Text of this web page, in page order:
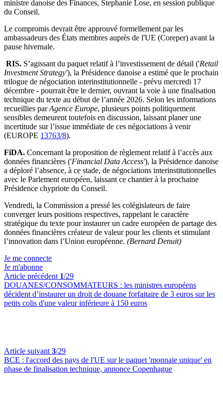
ministre danoise des Finances, Stephanie Lose, en session publique
du Conseil.
Le compromis devrait être approuvé formellement par les
ambassadeurs des États membres auprès de l'UE (Coreper) avant la
pause hivernale.
RIS. S’agissant du paquet relatif à l’investissement de détail ('Retail
Investment Strategy'), la Présidence danoise a estimé que le prochain
trilogue de négociation interinstitutionnelle - prévu mercredi 17
décembre - pourrait être le dernier, ouvrant la voie à une finalisation
technique du texte au début de l’année 2026. Selon les informations
recueillies parAgence Europe, plusieurs points politiquement
sensibles demeurent toutefois en discussion, laissant planer une
incertitude sur l’issue immédiate de ces négociations à venir
(EUROPE 13763/8).
FiDA. Concernant la proposition de règlement relatif à l’accès aux
données financières ('Financial Data Access'), la Présidence danoise
a déploré l’absence, à ce stade, de négociations interinstitutionnelles
avec le Parlement européen, laissant ce chantier à la prochaine
Présidence chypriote du Conseil.
Vendredi, la Commission a pressé les colégislateurs de faire
converger leurs positions respectives, rappelant le caractère
stratégique du texte pour instaurer un cadre européen de partage des
données financières créateur de valeur pour les clients et stimulant
l’innovation dans l’Union européenne. (Bernard Denuit)
Je me connecte
Je m'abonne
Article précédent 1/29
DOUANES/CONSOMMATEURS : les ministres européens
décident d’instaurer un droit de douane forfaitaire de 3 euros sur les
petits colis d'une valeur inférieure à 150 euros
Article suivant 3/29
BCE : l'accord des pays de l'UE sur le paquet 'monnaie unique' en
phase de finalisation technique, annonce Copenhague